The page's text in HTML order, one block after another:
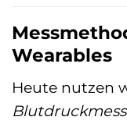
Wearables
Heute nutzen